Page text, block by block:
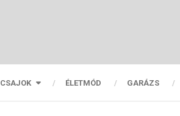
CSAJOK ÉLETMÓD GARÁZS